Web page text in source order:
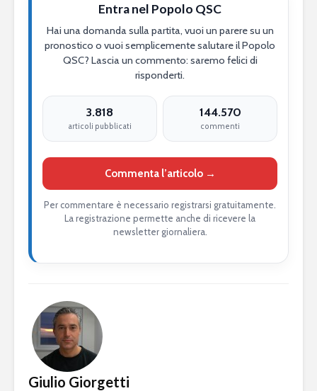
Entra nel Popolo QSC
Hai una domanda sulla partita, vuoi un parere su un
pronostico o vuoi semplicemente salutare il Popolo
QSC? Lascia un commento: saremo felici di
risponderti.
3.818
articoli pubblicati
144.570
commenti
Commenta l’articolo →
Per commentare è necessario registrarsi gratuitamente.
La registrazione permette anche di ricevere la
newsletter giornaliera.
Giulio Giorgetti